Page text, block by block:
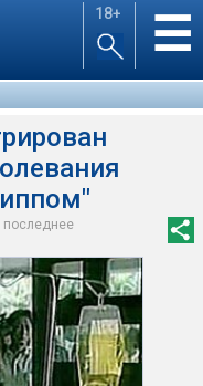
18+ ☰
последнее